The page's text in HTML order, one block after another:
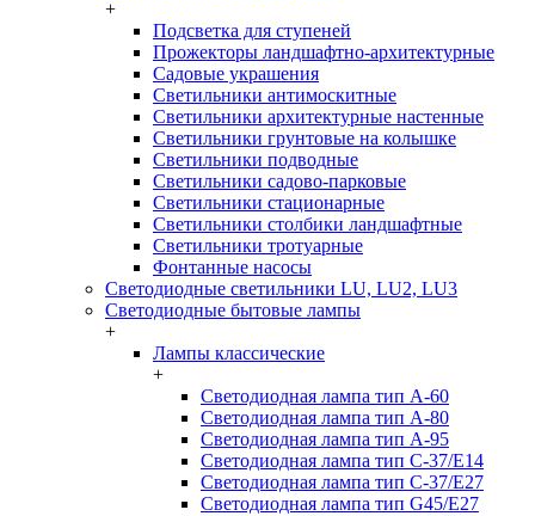
+
Подсветка для ступеней
Прожекторы ландшафтно-архитектурные
Садовые украшения
Светильники антимоскитные
Светильники архитектурные настенные
Светильники грунтовые на колышке
Светильники подводные
Светильники садово-парковые
Светильники стационарные
Светильники столбики ландшафтные
Светильники тротуарные
Фонтанные насосы
Светодиодные светильники LU, LU2, LU3
Светодиодные бытовые лампы
+
Лампы классические
+
Светодиодная лампа тип A-60
Светодиодная лампа тип A-80
Светодиодная лампа тип A-95
Светодиодная лампа тип C-37/Е14
Светодиодная лампа тип C-37/Е27
Светодиодная лампа тип G45/E27